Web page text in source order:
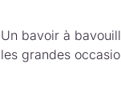
Un bavoir à
les grandes